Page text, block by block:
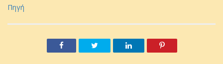
Πηγή